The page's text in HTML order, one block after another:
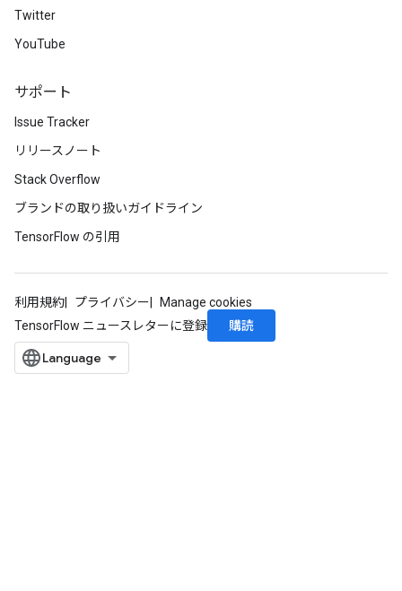
Twitter
YouTube
サポート
Issue Tracker
リリースノート
Stack Overflow
ブランドの取り扱いガイドライン
TensorFlow の引用
利用規約 プライバシー
Manage cookies
TensorFlow ニュースレターに登録
購読